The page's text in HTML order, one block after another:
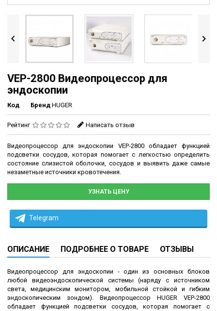
 
VEP-2800 Видеопроцессор для
эндоскопии
Код Бренд HUGER
Рейтинг Написать отзыв
Видеопроцессор для эндоскопии VEP-2800 обладает функцией
подсветки сосудов, которая помогает с легкостью определить
состояние слизистой оболочки, сосудов и выявить даже самые
незаметные источники кровотечения.
УЗНАТЬ ЦЕНУ
Telegram
ОПИСАНИЕ ПОДРОБНЕЕ О ТОВАРЕ ОТЗЫВЫ
Видеопроцессор для эндоскопии - один из основных блоков
любой видеоэндоскопической системы (наряду с источником
света, медицинским монитором, мобильной стойкой и гибким
эндоскопическим зондом). Видеопроцессор HUGER VEP-2800
обладает функцией подсветки сосудов, которая помогает с